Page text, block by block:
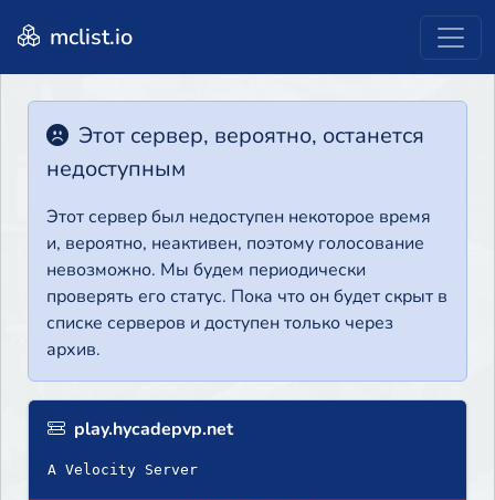
mclist.io
Этот сервер, вероятно, останется
недоступным
Этот сервер был недоступен некоторое время
и, вероятно, неактивен, поэтому голосование
невозможно. Мы будем периодически
проверять его статус. Пока что он будет скрыт в
списке серверов и доступен только через
архив.
play.hycadepvp.net
A Velocity Server